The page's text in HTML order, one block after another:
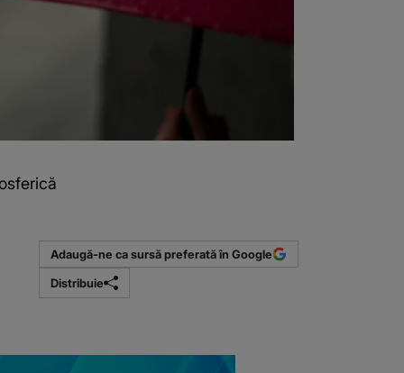
Adaugă-ne ca sursă preferată în Google
Distribuie